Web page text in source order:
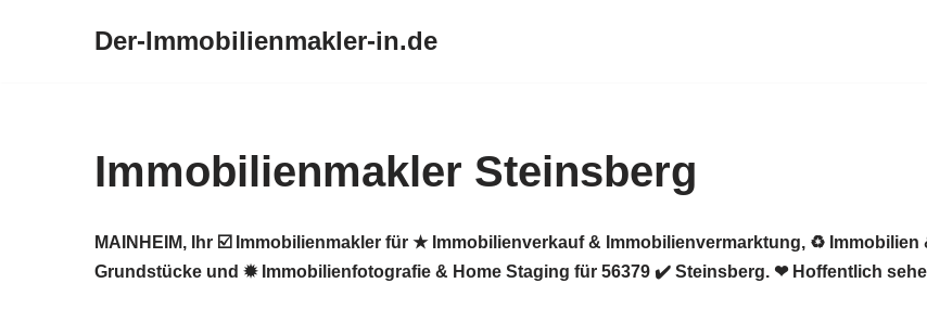
Der-Immobilienmakler-in.de
Immobilienmakler Steinsberg
MAINHEIM, Ihr ☑️ Immobilienmakler für ★ Immobilienverkauf & Immobilienvermarktung, ♻
Grundstücke und ✹ Immobilienfotografie & Home Staging für 56379 ✔️ Steinsberg. ❤ Hoffentlich